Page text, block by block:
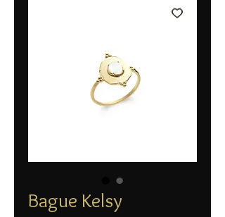
Bague Kelsy